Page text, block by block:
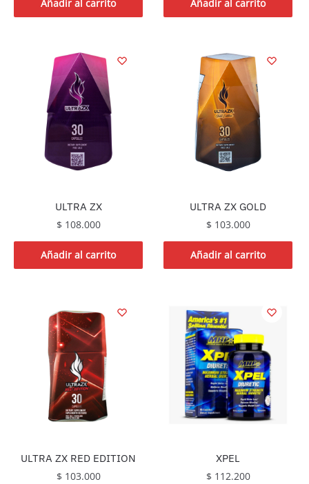
Añadir al carrito Añadir al carrito
ULTRA ZX
$ 108.000
Añadir al carrito
ULTRA ZX GOLD
$ 103.000
Añadir al carrito
ULTRA ZX RED EDITION
$ 103.000
XPEL
$ 112.200